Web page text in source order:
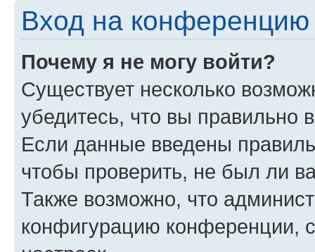
Вход на конференцию
Почему я не могу войти?
Существует несколько
убедитесь, что вы правильно
Если данные введены
чтобы проверить, не был ли
Также возможно, что
конфигурацию конференции,